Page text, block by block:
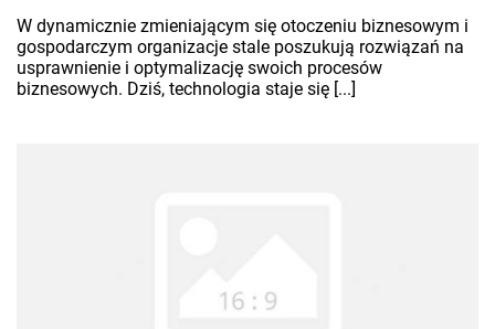
W dynamicznie zmieniającym się otoczeniu biznesowym i
gospodarczym organizacje stale poszukują rozwiązań na
usprawnienie i optymalizację swoich procesów
biznesowych. Dziś, technologia staje się [...]